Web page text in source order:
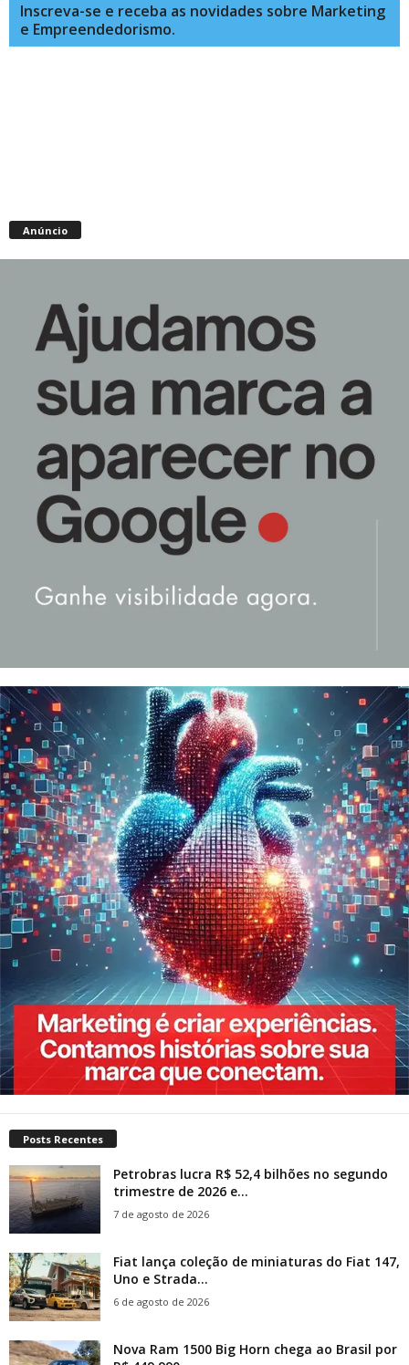
Inscreva-se e receba as novidades sobre Marketing
e Empreendedorismo.
Anúncio
Posts Recentes
Petrobras lucra R$ 52,4 bilhões no segundo
trimestre de 2026 e...
7 de agosto de 2026
Fiat lança coleção de miniaturas do Fiat 147,
Uno e Strada...
6 de agosto de 2026
Nova Ram 1500 Big Horn chega ao Brasil por